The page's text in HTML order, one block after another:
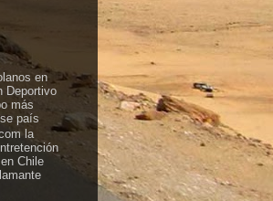
en
Deportivo
más
país
la
Chile